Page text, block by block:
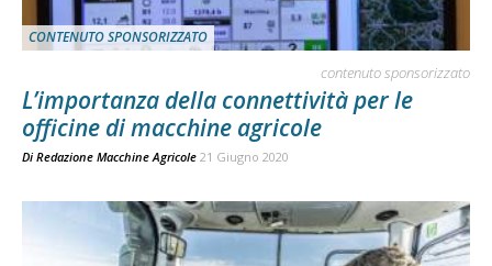
CONTENUTO SPONSORIZZATO
contenuto sponsorizzato
L’importanza della connettività per le
officine di macchine agricole
Di Redazione Macchine Agricole 21 Giugno 2020